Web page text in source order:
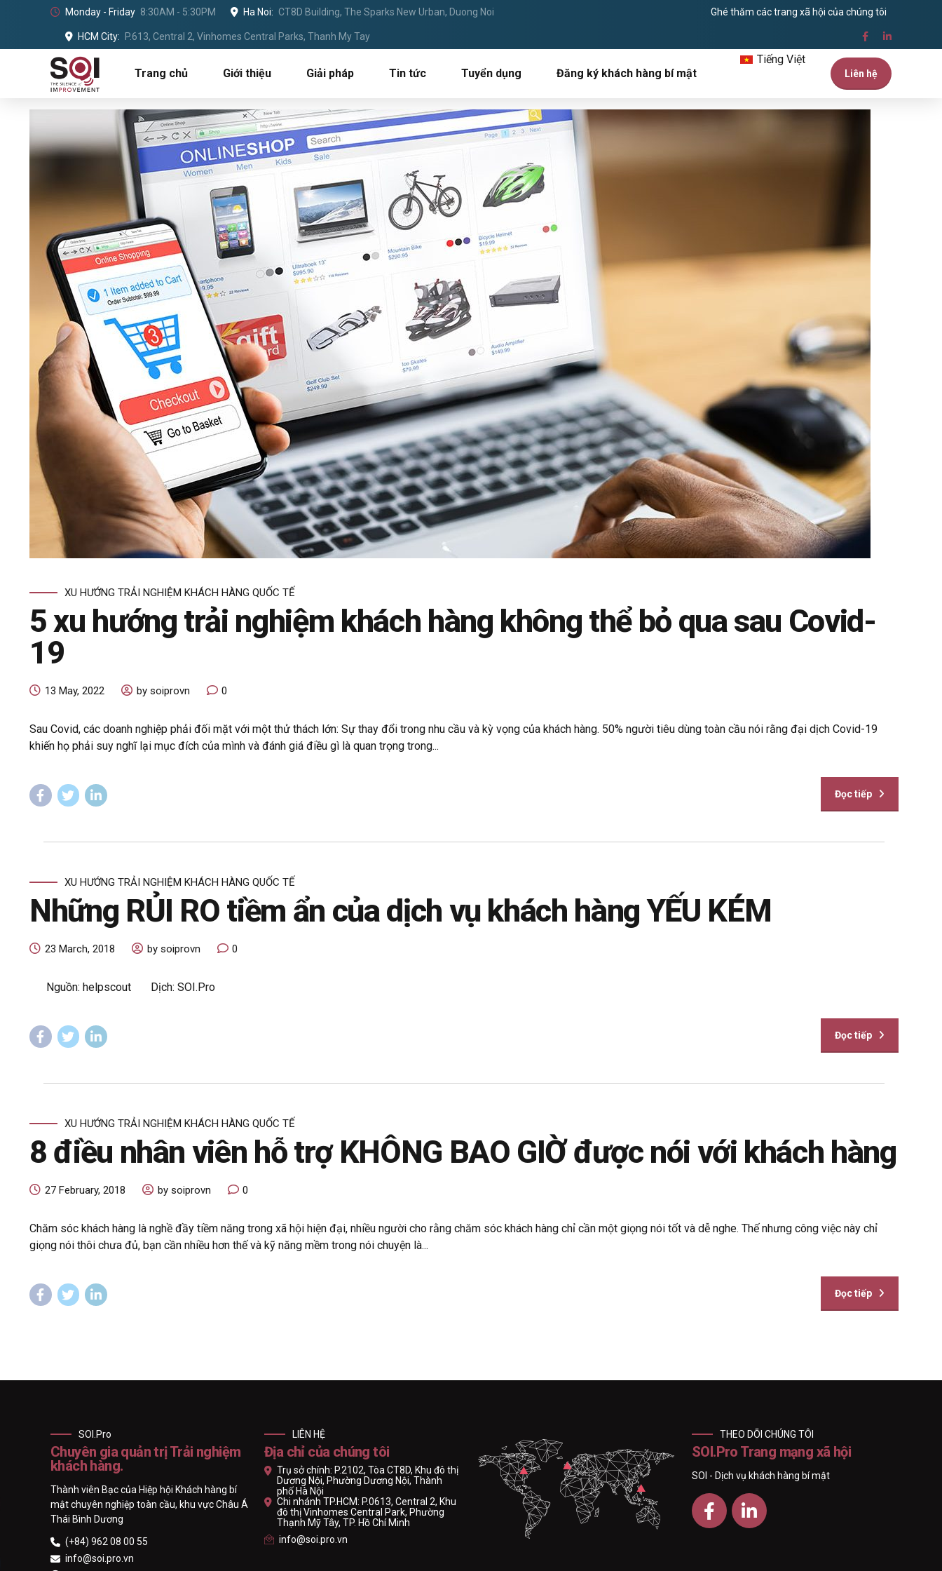
Monday - Friday 8:30AM - 5:30PM Ha Noi: CT8D Building, The Sparks New Urban, Duong Noi
HCM City: P.613, Central 2, Vinhomes Central Parks, Thanh My Tay
Ghé thăm các trang xã hội của chúng tôi
Tiếng Việt
Liên hệ
Trang chủ Giới thiệu Giải pháp Tin tức Tuyển dụng Đăng ký khách hàng bí mật
XU HƯỚNG TRẢI NGHIỆM KHÁCH HÀNG QUỐC TẾ
5 xu hướng trải nghiệm khách hàng không thể bỏ qua sau Covid-
19
13 May, 2022 by soiprovn 0
Sau Covid, các doanh nghiệp phải đối mặt với một thử thách lớn: Sự thay đổi trong nhu cầu và kỳ vọng của khách hàng. 50% người tiêu dùng toàn cầu nói rằng đại dịch Covid-19
khiến họ phải suy nghĩ lại mục đích của mình và đánh giá điều gì là quan trọng trong...
Đọc tiếp
XU HƯỚNG TRẢI NGHIỆM KHÁCH HÀNG QUỐC TẾ
Những RỦI RO tiềm ẩn của dịch vụ khách hàng YẾU KÉM
23 March, 2018 by soiprovn 0
Nguồn: helpscout Dịch: SOI.Pro
Đọc tiếp
XU HƯỚNG TRẢI NGHIỆM KHÁCH HÀNG QUỐC TẾ
8 điều nhân viên hỗ trợ KHÔNG BAO GIỜ được nói với khách hàng
27 February, 2018 by soiprovn 0
Chăm sóc khách hàng là nghề đầy tiềm năng trong xã hội hiện đại, nhiều người cho rằng chăm sóc khách hàng chỉ cần một giọng nói tốt và dễ nghe. Thế nhưng công việc này chỉ
giọng nói thôi chưa đủ, bạn cần nhiều hơn thế và kỹ năng mềm trong nói chuyện là...
Đọc tiếp
SOI.Pro
Chuyên gia quản trị Trải nghiệm
khách hàng.
Thành viên Bạc của Hiệp hội Khách hàng bí
mật chuyên nghiệp toàn cầu, khu vực Châu Á
Thái Bình Dương
(+84) 962 08 00 55
info@soi.pro.vn
LIÊN HỆ
Địa chỉ của chúng tôi
Trụ sở chính: P.2102, Tòa CT8D, Khu đô thị
Dương Nội, Phường Dương Nội, Thành
phố Hà Nội
Chi nhánh TP.HCM: P.0613, Central 2, Khu
đô thị Vinhomes Central Park, Phường
Thạnh Mỹ Tây, TP. Hồ Chí Minh
info@soi.pro.vn
THEO DÕI CHÚNG TÔI
SOI.Pro Trang mạng xã hội
SOI - Dịch vụ khách hàng bí mật